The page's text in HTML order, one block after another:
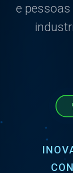
e